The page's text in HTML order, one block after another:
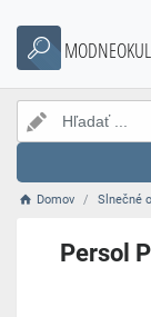
Domov Slnečné
Persol